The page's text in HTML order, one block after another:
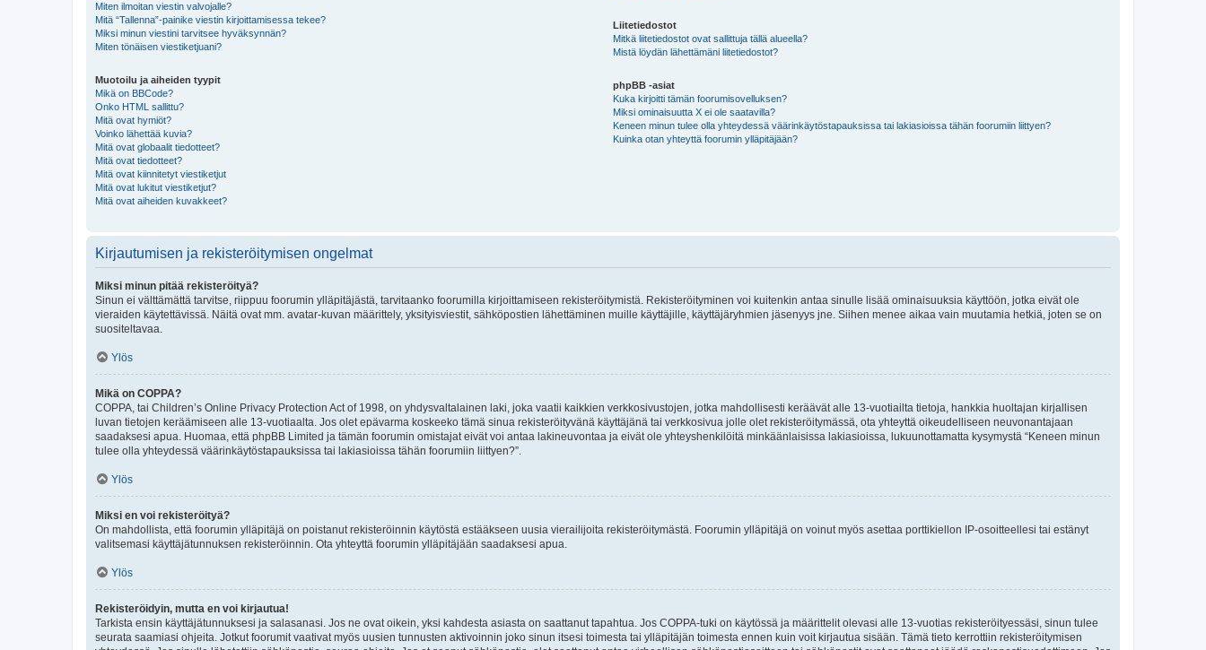
Miten ilmoitan viestin valvojalle?
Mitä “Tallenna”-painike viestin kirjoittamisessa tekee?
Miksi minun viestini tarvitsee hyväksynnän?
Miten tönäisen viestiketjuani?
Muotoilu ja aiheiden tyypit
Mikä on BBCode?
Onko HTML sallittu?
Mitä ovat hymiöt?
Voinko lähettää kuvia?
Mitä ovat globaalit tiedotteet?
Mitä ovat tiedotteet?
Mitä ovat kiinnitetyt viestiketjut
Mitä ovat lukitut viestiketjut?
Mitä ovat aiheiden kuvakkeet?
Liitetiedostot
Mitkä liitetiedostot ovat sallittuja tällä alueella?
Mistä löydän lähettämäni liitetiedostot?
phpBB -asiat
Kuka kirjoitti tämän foorumisovelluksen?
Miksi ominaisuutta X ei ole saatavilla?
Keneen minun tulee olla yhteydessä väärinkäytöstapauksissa tai lakiasioissa tähän foorumiin liittyen?
Kuinka otan yhteyttä foorumin ylläpitäjään?
Kirjautumisen ja rekisteröitymisen ongelmat
Miksi minun pitää rekisteröityä?
Sinun ei välttämättä tarvitse, riippuu foorumin ylläpitäjästä, tarvitaanko foorumilla kirjoittamiseen rekisteröitymistä. Rekisteröityminen voi kuitenkin antaa sinulle lisää ominaisuuksia käyttöön, jotka eivät ole
vieraiden käytettävissä. Näitä ovat mm. avatar-kuvan määrittely, yksityisviestit, sähköpostien lähettäminen muille käyttäjille, käyttäjäryhmien jäsenyys jne. Siihen menee aikaa vain muutamia hetkiä, joten se on
suositeltavaa.
Ylös
Mikä on COPPA?
COPPA, tai Children’s Online Privacy Protection Act of 1998, on yhdysvaltalainen laki, joka vaatii kaikkien verkkosivustojen, jotka mahdollisesti keräävät alle 13-vuotiailta tietoja, hankkia huoltajan kirjallisen
luvan tietojen keräämiseen alle 13-vuotiaalta. Jos olet epävarma koskeeko tämä sinua rekisteröityvänä käyttäjänä tai verkkosivua jolle olet rekisteröitymässä, ota yhteyttä oikeudelliseen neuvonantajaan
saadaksesi apua. Huomaa, että phpBB Limited ja tämän foorumin omistajat eivät voi antaa lakineuvontaa ja eivät ole yhteyshenkilöitä minkäänlaisissa lakiasioissa, lukuunottamatta kysymystä “Keneen minun
tulee olla yhteydessä väärinkäytöstapauksissa tai lakiasioissa tähän foorumiin liittyen?”.
Ylös
Miksi en voi rekisteröityä?
On mahdollista, että foorumin ylläpitäjä on poistanut rekisteröinnin käytöstä estääkseen uusia vierailijoita rekisteröitymästä. Foorumin ylläpitäjä on voinut myös asettaa porttikiellon IP-osoitteellesi tai estänyt
valitsemasi käyttäjätunnuksen rekisteröinnin. Ota yhteyttä foorumin ylläpitäjään saadaksesi apua.
Ylös
Rekisteröidyin, mutta en voi kirjautua!
Tarkista ensin käyttäjätunnuksesi ja salasanasi. Jos ne ovat oikein, yksi kahdesta asiasta on saattanut tapahtua. Jos COPPA-tuki on käytössä ja määrittelit olevasi alle 13-vuotias rekisteröityessäsi, sinun tulee
seurata saamiasi ohjeita. Jotkut foorumit vaativat myös uusien tunnusten aktivoinnin joko sinun itsesi toimesta tai ylläpitäjän toimesta ennen kuin voit kirjautua sisään. Tämä tieto kerrottiin rekisteröitymisen